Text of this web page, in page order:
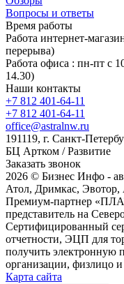
Вопросы и ответы
Время работы
Работа интернет-
перерыва)
Работа офиса : пн-пт с
14.30)
Наши контакты
+7 812 401-64-11
+7 812 401-64-11
office@astralnw.ru
191119, г. Санкт-
БЦ Артком / Развитие
Заказать звонок
2026 © Бизнес Инфо -
Атол, Дримкас, Эвотор,
Премиум-партнер
представитель на
Сертифицированный
отчетности, ЭЦП для
получить электронную
организации, физлицо
Карта сайта